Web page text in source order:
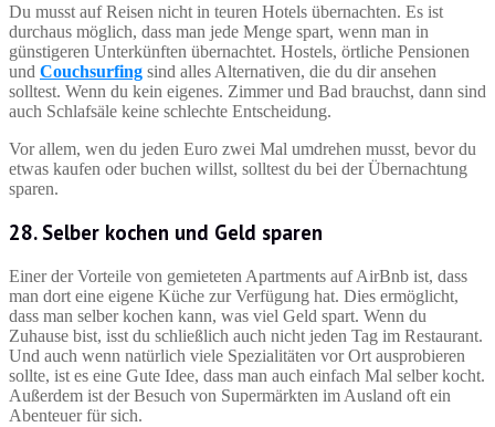
Du musst auf Reisen nicht in teuren Hotels übernachten. Es ist
durchaus möglich, dass man jede Menge spart, wenn man in
günstigeren Unterkünften übernachtet. Hostels, örtliche Pensionen
und Couchsurfing sind alles Alternativen, die du dir ansehen
solltest. Wenn du kein eigenes. Zimmer und Bad brauchst, dann sind
auch Schlafsäle keine schlechte Entscheidung.
Vor allem, wen du jeden Euro zwei Mal umdrehen musst, bevor du
etwas kaufen oder buchen willst, solltest du bei der Übernachtung
sparen.
28. Selber kochen und Geld sparen
Einer der Vorteile von gemieteten Apartments auf AirBnb ist, dass
man dort eine eigene Küche zur Verfügung hat. Dies ermöglicht,
dass man selber kochen kann, was viel Geld spart. Wenn du
Zuhause bist, isst du schließlich auch nicht jeden Tag im Restaurant.
Und auch wenn natürlich viele Spezialitäten vor Ort ausprobieren
sollte, ist es eine Gute Idee, dass man auch einfach Mal selber kocht.
Außerdem ist der Besuch von Supermärkten im Ausland oft ein
Abenteuer für sich.